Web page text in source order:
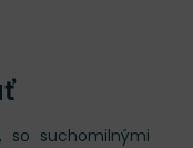
suchomilnými